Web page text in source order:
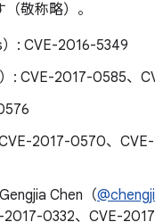
敬称略）。
: CVE-2016-5349
）: CVE-2017-0585、
2017-0570、
Chen（
0332、CVE-